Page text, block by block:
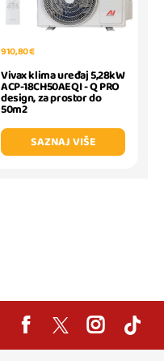
910,80 €
Vivax klima uređaj 5,28kW
ACP-18CH50AEQI - Q PRO
design, za prostor do
50m2
SAZNAJ VIŠE